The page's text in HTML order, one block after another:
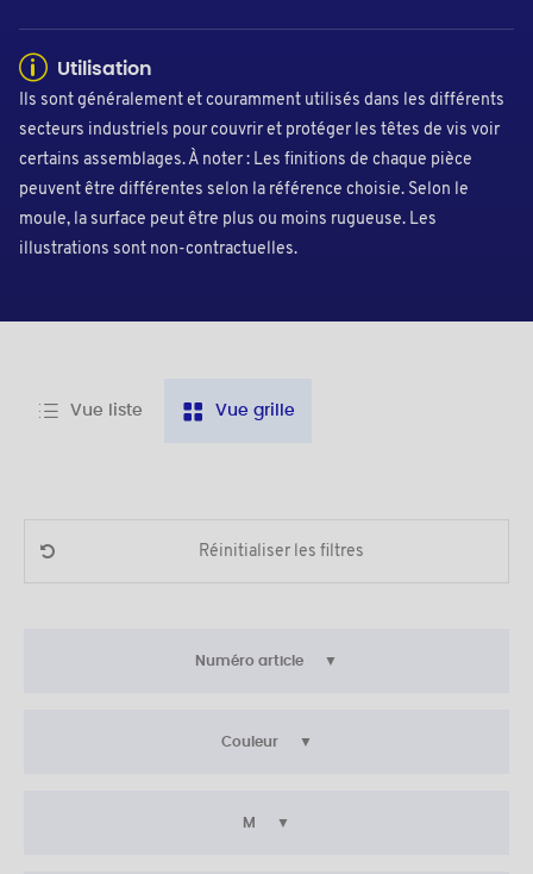
Utilisation
Ils sont généralement et couramment utilisés dans les différents
secteurs industriels pour couvrir et protéger les têtes de vis voir
certains assemblages. À noter : Les finitions de chaque pièce
peuvent être différentes selon la référence choisie. Selon le
moule, la surface peut être plus ou moins rugueuse. Les
illustrations sont non-contractuelles.
Vue liste Vue grille
Réinitialiser les filtres
Numéro article
Couleur
M